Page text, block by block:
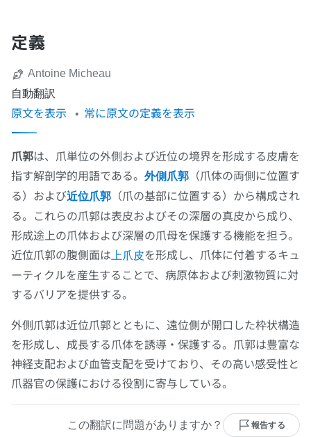
定義
Antoine Micheau
自動翻訳
原文を表示 常に原文の定義を表示
爪郭は、爪単位の外側および近位の境界を形成する皮膚を
指す解剖学的用語である。 外側爪郭 （爪体の両側に位置す
る）および近位爪郭 （爪の基部に位置する）から構成され
る。これらの爪郭は表皮およびその深層の真皮から成り、
形成途上の爪体および深層の爪母を保護する機能を担う。
近位爪郭の腹側面は上爪皮を形成し、爪体に付着するキュ
ーティクルを産生することで、病原体および刺激物質に対
するバリアを提供する。
外側爪郭は近位爪郭とともに、遠位側が開口した枠状構造
を形成し、成長する爪体を誘導・保護する。爪郭は豊富な
神経支配および血管支配を受けており、その高い感受性と
爪器官の保護における役割に寄与している。
この翻訳に問題がありますか？ 報告する